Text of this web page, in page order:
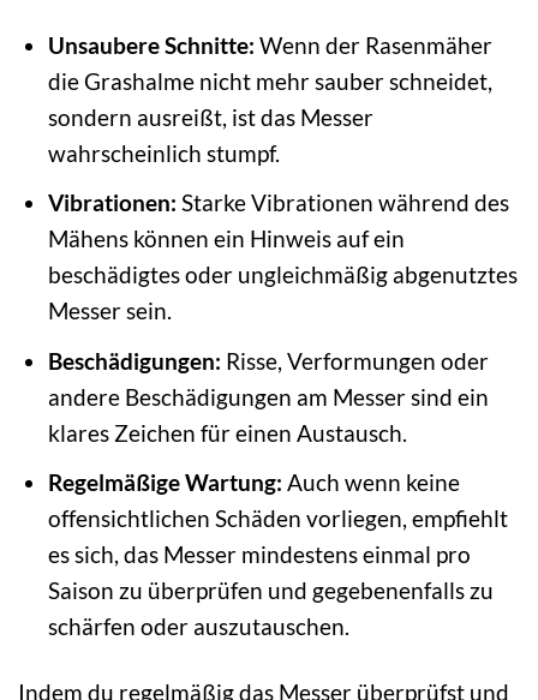
Unsaubere Schnitte: Wenn der Rasenmäher
die Grashalme nicht mehr sauber schneidet,
sondern ausreißt, ist das Messer
wahrscheinlich stumpf.
Vibrationen: Starke Vibrationen während des
Mähens können ein Hinweis auf ein
beschädigtes oder ungleichmäßig abgenutztes
Messer sein.
Beschädigungen: Risse, Verformungen oder
andere Beschädigungen am Messer sind ein
klares Zeichen für einen Austausch.
Regelmäßige Wartung: Auch wenn keine
offensichtlichen Schäden vorliegen, empfiehlt
es sich, das Messer mindestens einmal pro
Saison zu überprüfen und gegebenenfalls zu
schärfen oder auszutauschen.
Indem du regelmäßig das Messer überprüfst und